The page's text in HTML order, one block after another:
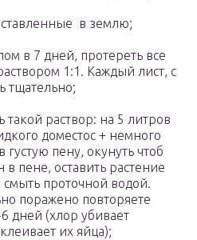
в землю;
в 7 дней, протереть все
1:1. Каждый лист, с
тщательно;
раствор: на 5 литров
доместос + немного
пену, окунуть чтоб
в пене, оставить растение
смыть проточной водой.
поражено повторяете
дней (хлор убивает
их яйца);